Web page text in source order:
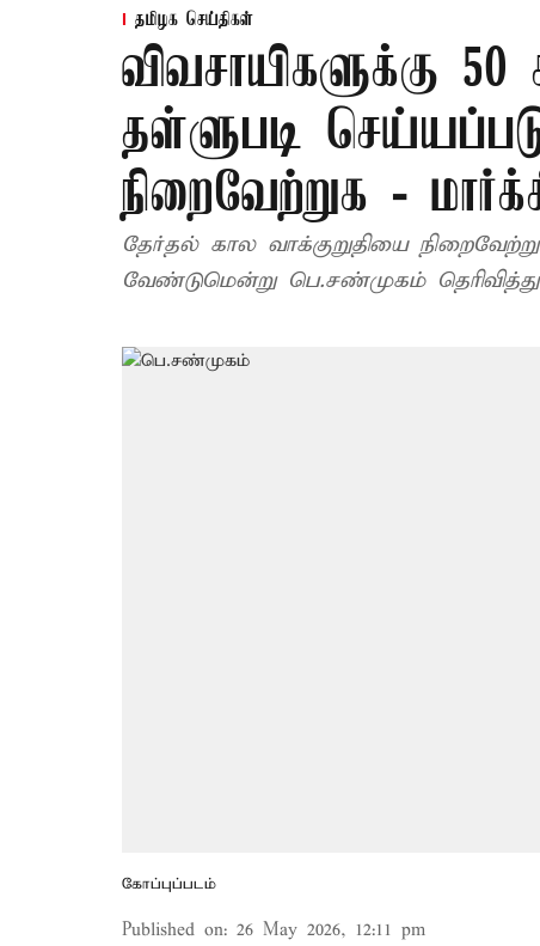
தமிழக செய்திகள்
விவசாயிகளுக்கு
தள்ளுபடி
நிறைவேற்றுக -
தேர்தல் கால வாக்குறுதியை
வேண்டுமென்று பெ.சண்முகம்
கோப்புப்படம்
Published on: 26 May 2026, 12:11 pm